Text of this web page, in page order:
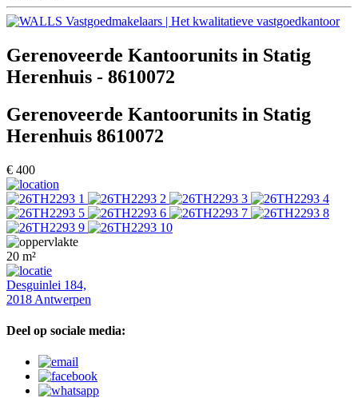
Gerenoveerde Kantoorunits in Statig
Herenhuis - 8610072
Gerenoveerde Kantoorunits in Statig
Herenhuis 8610072
€ 400
20 m²
Desguinlei 184,
2018 Antwerpen
Deel op sociale media: